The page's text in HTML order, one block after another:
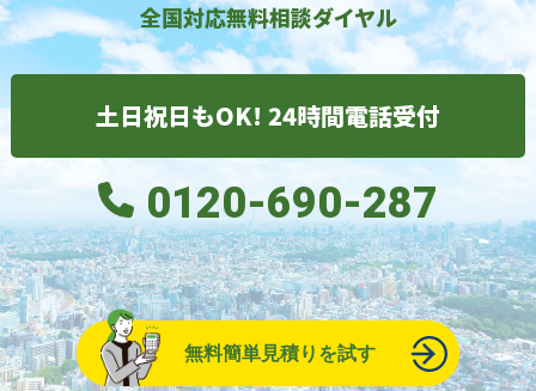
全国対応無料相談ダイヤル
土日祝日もOK! 24時間電話受付
0120-690-287
無料簡単見積りを試す